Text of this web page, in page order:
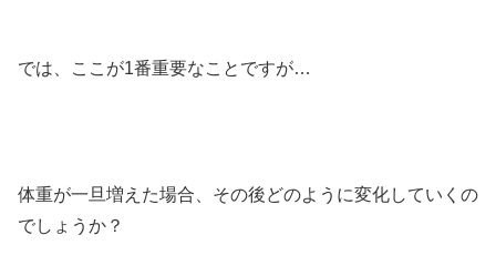
では、ここが1番重要なことですが…
体重が一旦増えた場合、その後どのように変化していくの
でしょうか？